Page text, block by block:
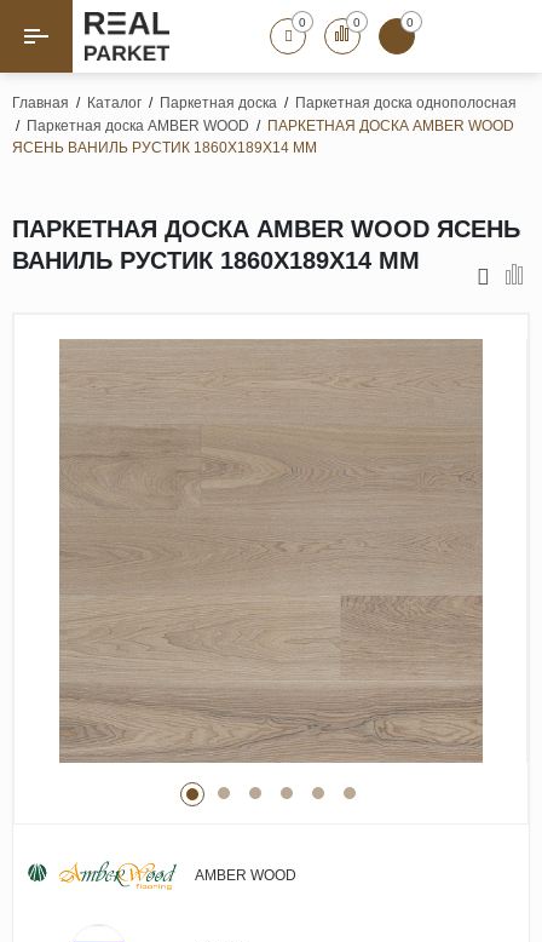
Назад
Паркет «Елка»
Назад
Штучный паркет
Художественный паркет
Паркетная доска
Полы для ванных комнат
Террасная доска
Пробковые покрытия
Виниловые покрытия
Стеновые панели
Лепнина
Клеевая продукция
Паркетные лаки и масла
Плинтус
Сопутствующие материалы
0 0 0
Главная / Каталог / Паркетная доска / Паркетная доска однополосная
/ Паркетная доска AMBER WOOD / ПАРКЕТНАЯ ДОСКА AMBER WOOD
ЯСЕНЬ ВАНИЛЬ РУСТИК 1860Х189Х14 ММ
ПАРКЕТНАЯ ДОСКА AMBER WOOD ЯСЕНЬ
ВАНИЛЬ РУСТИК 1860Х189Х14 ММ
AMBER WOOD